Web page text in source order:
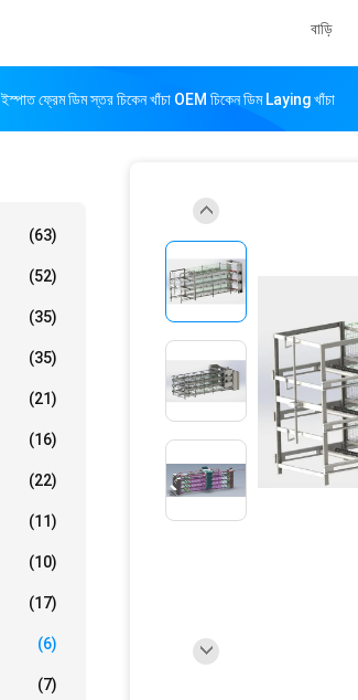
বাড়ি
ইস্পাত ফ্রেম ডিম স্তর চিকেন খাঁচা OEM চিকেন ডিম Laying খাঁচা
(63)
(52)
(35)
(35)
(21)
(16)
(22)
(11)
(10)
(17)
(6)
(7)